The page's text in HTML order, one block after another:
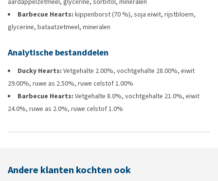
Barbecue Hearts: kippenborst (70 %), soja eiwit, rijstbloem,
glycerine, bataatzetmeel, mineralen
Analytische bestanddelen
Ducky Hearts: Vetgehalte 2.00%, vochtgehalte 28.00%, eiwit
29.00%, ruwe as 2.50%, ruwe celstof 1.00%
Barbecue Hearts: Vetgehalte 8.0%, vochtgehalte 21.0%, eiwit
24.0%, ruwe as 2.0%, ruwe celstof 1.0%
Andere klanten kochten ook